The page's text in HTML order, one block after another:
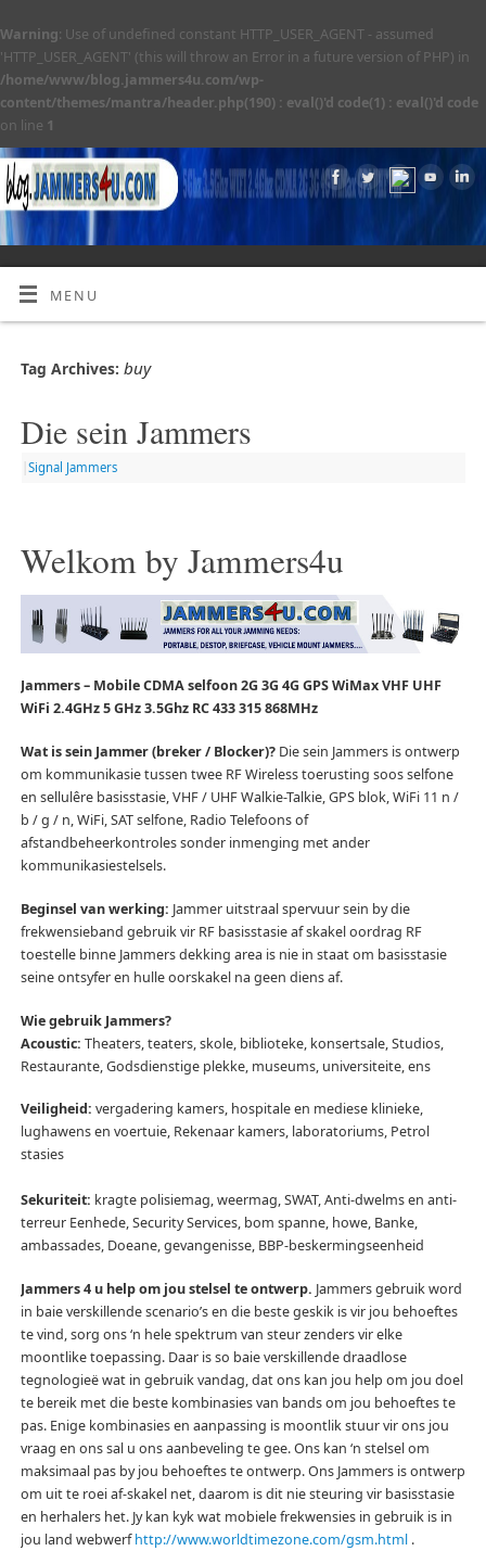
Warning: Use of undefined constant HTTP_USER_AGENT - assumed
'HTTP_USER_AGENT' (this will throw an Error in a future version of PHP) in
/home/www/blog.jammers4u.com/wp-
content/themes/mantra/header.php(190) : eval()'d code(1) : eval()'d code
on line 1
MENU
Tag Archives: buy
Die sein Jammers
Signal Jammers
Welkom by Jammers4u
Jammers – Mobile CDMA selfoon 2G 3G 4G GPS WiMax VHF UHF
WiFi 2.4GHz 5 GHz 3.5Ghz RC 433 315 868MHz
Wat is sein Jammer (breker / Blocker)?Die sein Jammers is ontwerp
om kommunikasie tussen twee RF Wireless toerusting soos selfone
en sellulêre basisstasie, VHF / UHF Walkie-Talkie, GPS blok, WiFi 11 n /
b / g / n, WiFi, SAT selfone, Radio Telefoons of
afstandbeheerkontroles sonder inmenging met ander
kommunikasiestelsels.
Beginsel van werking: Jammer uitstraal spervuur sein by die
frekwensieband gebruik vir RF basisstasie af skakel oordrag RF
toestelle binne Jammers dekking area is nie in staat om basisstasie
seine ontsyfer en hulle oorskakel na geen diens af.
Wie gebruik Jammers?
Acoustic: Theaters, teaters, skole, biblioteke, konsertsale, Studios,
Restaurante, Godsdienstige plekke, museums, universiteite, ens
Veiligheid: vergadering kamers, hospitale en mediese klinieke,
lughawens en voertuie, Rekenaar kamers, laboratoriums, Petrol
stasies
Sekuriteit: kragte polisiemag, weermag, SWAT, Anti-dwelms en anti-
terreur Eenhede, Security Services, bom spanne, howe, Banke,
ambassades, Doeane, gevangenisse, BBP-beskermingseenheid
Jammers 4 u help om jou stelsel te ontwerp. Jammers gebruik word
in baie verskillende scenario’s en die beste geskik is vir jou behoeftes
te vind, sorg ons ‘n hele spektrum van steur zenders vir elke
moontlike toepassing. Daar is so baie verskillende draadlose
tegnologieë wat in gebruik vandag, dat ons kan jou help om jou doel
te bereik met die beste kombinasies van bands om jou behoeftes te
pas. Enige kombinasies en aanpassing is moontlik stuur vir ons jou
vraag en ons sal u ons aanbeveling te gee.Ons kan ‘n stelsel om
maksimaal pas by jou behoeftes te ontwerp.Ons Jammers is ontwerp
om uit te roei af-skakel net, daarom is dit nie steuring vir basisstasie
en herhalers het. Jy kan kyk wat mobiele frekwensies in gebruik is in
jou land webwerfhttp://www.worldtimezone.com/gsm.html.